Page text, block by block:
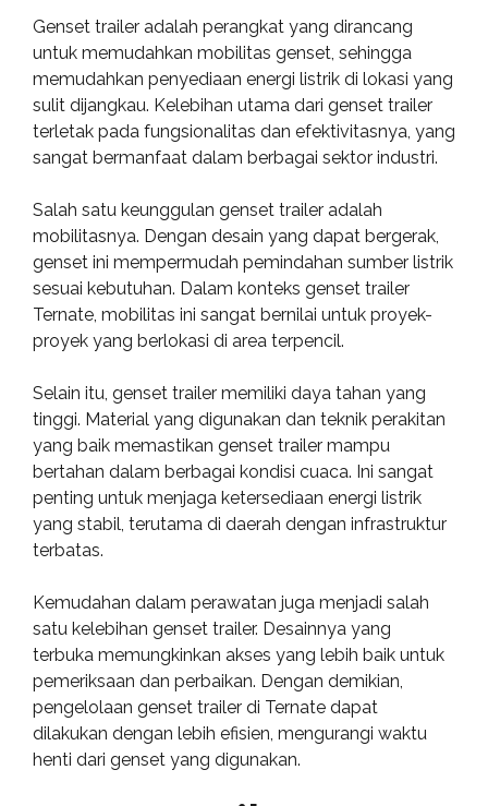
Genset trailer adalah perangkat yang dirancang
untuk memudahkan mobilitas genset, sehingga
memudahkan penyediaan energi listrik di lokasi yang
sulit dijangkau. Kelebihan utama dari genset trailer
terletak pada fungsionalitas dan efektivitasnya, yang
sangat bermanfaat dalam berbagai sektor industri.
Salah satu keunggulan genset trailer adalah
mobilitasnya. Dengan desain yang dapat bergerak,
genset ini mempermudah pemindahan sumber listrik
sesuai kebutuhan. Dalam konteks genset trailer
Ternate, mobilitas ini sangat bernilai untuk proyek-
proyek yang berlokasi di area terpencil.
Selain itu, genset trailer memiliki daya tahan yang
tinggi. Material yang digunakan dan teknik perakitan
yang baik memastikan genset trailer mampu
bertahan dalam berbagai kondisi cuaca. Ini sangat
penting untuk menjaga ketersediaan energi listrik
yang stabil, terutama di daerah dengan infrastruktur
terbatas.
Kemudahan dalam perawatan juga menjadi salah
satu kelebihan genset trailer. Desainnya yang
terbuka memungkinkan akses yang lebih baik untuk
pemeriksaan dan perbaikan. Dengan demikian,
pengelolaan genset trailer di Ternate dapat
dilakukan dengan lebih efisien, mengurangi waktu
henti dari genset yang digunakan.